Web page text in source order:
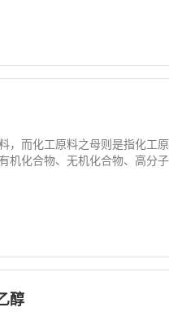
，而化工原料之母则是指化工
机化合物、无机化合物、高分
醇